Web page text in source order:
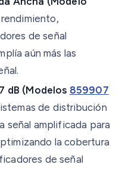
de señal
aún más las
dB (Modelos 859907
de distribución
señal amplificada para
la cobertura
de señal